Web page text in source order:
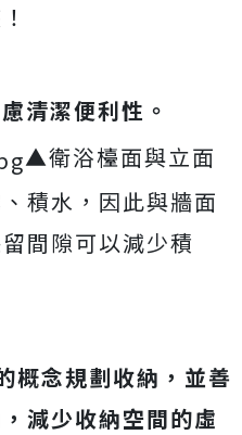
清潔便利性。
▲衛浴檯面與立面
積水，因此與牆面
間隙可以減少積
念規劃收納，並善
減少收納空間的虛